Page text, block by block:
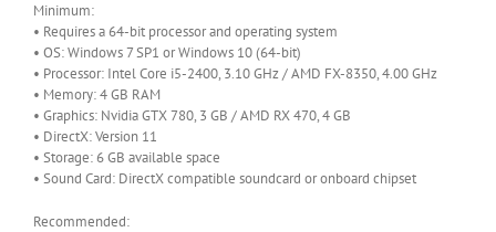
Minimum:
• Requires a 64-bit processor and operating system
• OS: Windows 7 SP1 or Windows 10 (64-bit)
• Processor: Intel Core i5-2400, 3.10 GHz / AMD FX-8350, 4.00 GHz
• Memory: 4 GB RAM
• Graphics: Nvidia GTX 780, 3 GB / AMD RX 470, 4 GB
• DirectX: Version 11
• Storage: 6 GB available space
• Sound Card: DirectX compatible soundcard or onboard chipset
Recommended: